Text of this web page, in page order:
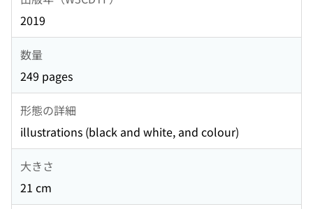
2019
数量
249 pages
形態の詳細
illustrations (black and white, and colour)
大きさ
21 cm